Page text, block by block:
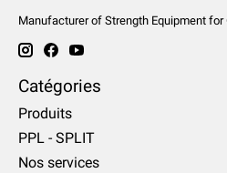
Manufacturer of Strength Equipment
Catégories
Produits
PPL - SPLIT
Nos services